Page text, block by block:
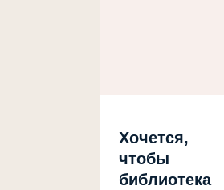
Хочется,
чтобы
библиотека